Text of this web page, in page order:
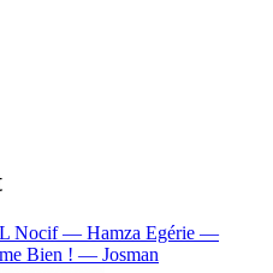
Nocif — Hamza Egérie —
Bien ! — Josman